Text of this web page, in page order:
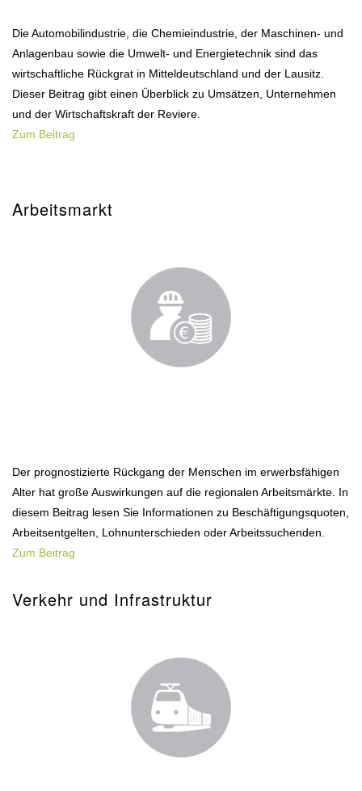
Die Automobilindustrie, die Chemieindustrie, der Maschinen- und
Anlagenbau sowie die Umwelt- und Energietechnik sind das
wirtschaftliche Rückgrat in Mitteldeutschland und der Lausitz.
Dieser Beitrag gibt einen Überblick zu Umsätzen, Unternehmen
und der Wirtschaftskraft der Reviere.
Zum Beitrag
Arbeitsmarkt
Der prognostizierte Rückgang der Menschen im erwerbsfähigen
Alter hat große Auswirkungen auf die regionalen Arbeitsmärkte. In
diesem Beitrag lesen Sie Informationen zu Beschäftigungsquoten,
Arbeitsentgelten, Lohnunterschieden oder Arbeitssuchenden.
Zum Beitrag
Verkehr und Infrastruktur